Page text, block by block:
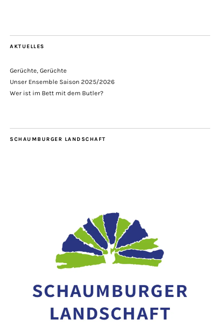
AKTUELLES
Gerüchte, Gerüchte
Unser Ensemble Saison 2025/2026
Wer ist im Bett mit dem Butler?
SCHAUMBURGER LANDSCHAFT